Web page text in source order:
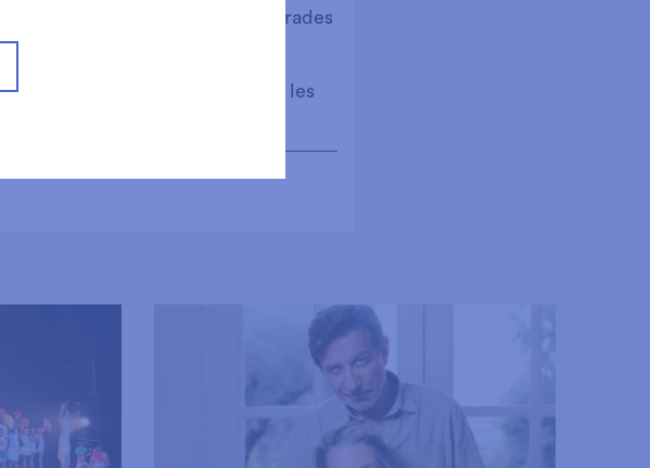
9 de setembre, es vendran entrades
poden comprar per internet, i a les